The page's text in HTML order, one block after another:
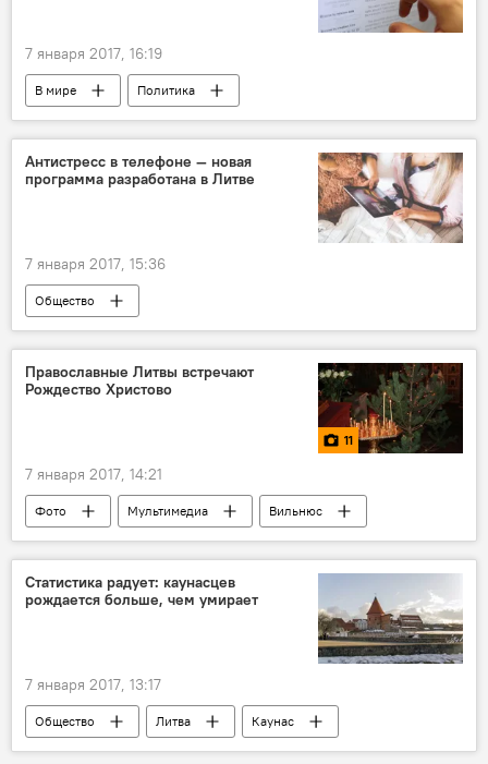
7 января 2017, 16:19
В мире
Политика
Громкие разоблачения Джулиана Ассанжа
Wikileaks
хакер
доклад атаки
Антистресс в телефоне — новая
программа разработана в Литве
7 января 2017, 15:36
Общество
Мобильное приложение спасает положение
Литва
Министерство здравоохранения
Антистрессовые упражнения
медитация
Православные Литвы встречают
Рождество Христово
11
7 января 2017, 14:21
Фото Мультимедиа
Вильнюс
праздники
Рождество Христово
Кафедральный собор Рожества Богородицы
отец Евгений
Статистика радует: каунасцев
рождается больше, чем умирает
7 января 2017, 13:17
Общество Литва
Каунас
Мэрия Каунаса
рождаемость